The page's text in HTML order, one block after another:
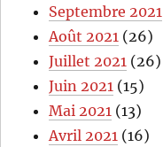
Septembre 2021
Août 2021 (26)
Juillet 2021 (26)
Juin 2021 (15)
Mai 2021 (13)
Avril 2021 (16)